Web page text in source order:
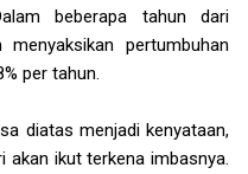
beberapa tahun dari
pertumbuhan
per tahun.
diatas menjadi kenyataan,
ikut terkena imbasnya.